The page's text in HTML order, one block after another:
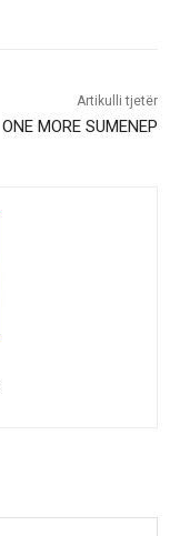
Artikulli tjetër
ONE MORE SUMENEP